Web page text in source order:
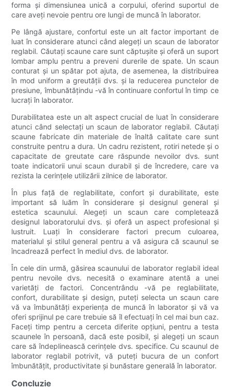
forma și dimensiunea unică a corpului, oferind suportul de
care aveți nevoie pentru ore lungi de muncă în laborator.
Pe lângă ajustare, confortul este un alt factor important de
luat în considerare atunci când alegeți un scaun de laborator
reglabil. Căutați scaune care sunt căptușite și oferă un suport
lombar amplu pentru a preveni durerile de spate. Un scaun
conturat și un spătar pot ajuta, de asemenea, la distribuirea
în mod uniform a greutății dvs. și la reducerea punctelor de
presiune, îmbunătățindu -vă în continuare confortul în timp ce
lucrați în laborator.
Durabilitatea este un alt aspect crucial de luat în considerare
atunci când selectați un scaun de laborator reglabil. Căutați
scaune fabricate din materiale de înaltă calitate care sunt
construite pentru a dura. Un cadru rezistent, rotiri netede și o
capacitate de greutate care răspunde nevoilor dvs. sunt
toate indicatorii unui scaun durabil și de încredere, care va
rezista la cerințele utilizării zilnice de laborator.
În plus față de reglabilitate, confort și durabilitate, este
important să luăm în considerare și designul general și
estetica scaunului. Alegeți un scaun care completează
designul laboratorului dvs. și oferă un aspect profesional și
lustruit. Luați în considerare factori precum culoarea,
materialul și stilul general pentru a vă asigura că scaunul se
încadrează perfect în mediul dvs. de laborator.
În cele din urmă, găsirea scaunului de laborator reglabil ideal
pentru nevoile dvs. necesită o examinare atentă a unei
varietăți de factori. Concentrându -vă pe reglabilitate,
confort, durabilitate și design, puteți selecta un scaun care
vă va îmbunătăți experiența de muncă în laborator și vă va
oferi sprijinul pe care trebuie să îl efectuați în cel mai bun caz.
Faceți timp pentru a cerceta diferite opțiuni, pentru a testa
scaunele în persoană, dacă este posibil, și alegeți un scaun
care să îndeplinească cerințele dvs. specifice. Cu scaunul de
laborator reglabil potrivit, vă puteți bucura de un confort
îmbunătățit, productivitate și bunăstare generală în laborator.
Concluzie